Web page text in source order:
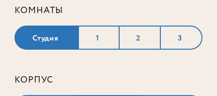
КОМНАТЫ
Студия 1 2 3
КОРПУС